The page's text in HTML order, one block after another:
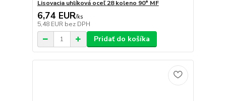
Lisovacia uhlíková oceľ 28 koleno 90° MF
6,74 EUR/ks
5,48 EUR bez DPH
Pridať do košíka